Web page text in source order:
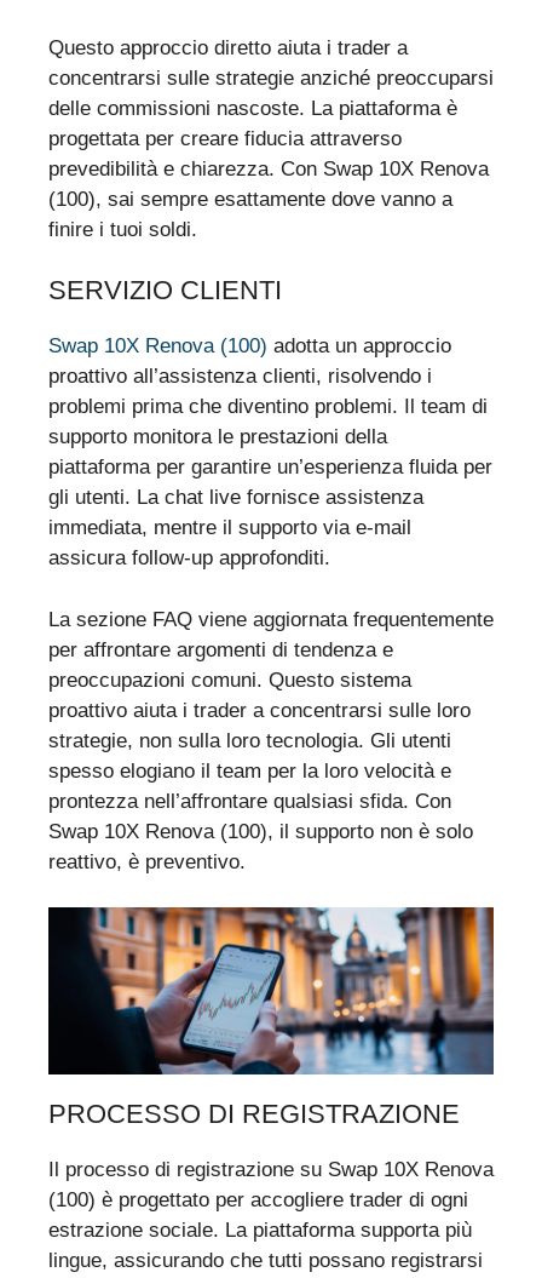
Questo approccio diretto aiuta i trader a
concentrarsi sulle strategie anziché preoccuparsi
delle commissioni nascoste. La piattaforma è
progettata per creare fiducia attraverso
prevedibilità e chiarezza. Con Swap 10X Renova
(100), sai sempre esattamente dove vanno a
finire i tuoi soldi.
SERVIZIO CLIENTI
Swap 10X Renova (100) adotta un approccio
proattivo all’assistenza clienti, risolvendo i
problemi prima che diventino problemi. Il team di
supporto monitora le prestazioni della
piattaforma per garantire un’esperienza fluida per
gli utenti. La chat live fornisce assistenza
immediata, mentre il supporto via e-mail
assicura follow-up approfonditi.
La sezione FAQ viene aggiornata frequentemente
per affrontare argomenti di tendenza e
preoccupazioni comuni. Questo sistema
proattivo aiuta i trader a concentrarsi sulle loro
strategie, non sulla loro tecnologia. Gli utenti
spesso elogiano il team per la loro velocità e
prontezza nell’affrontare qualsiasi sfida. Con
Swap 10X Renova (100), il supporto non è solo
reattivo, è preventivo.
PROCESSO DI REGISTRAZIONE
Il processo di registrazione su Swap 10X Renova
(100) è progettato per accogliere trader di ogni
estrazione sociale. La piattaforma supporta più
lingue, assicurando che tutti possano registrarsi